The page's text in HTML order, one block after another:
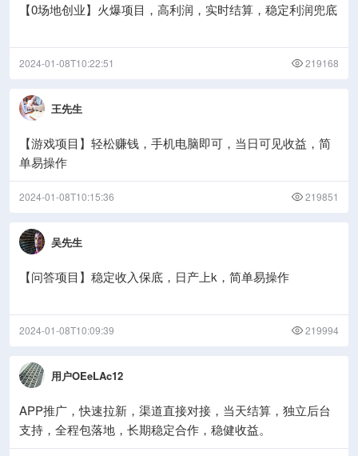
【0场地创业】火爆项目，高利润，实时结算，稳定利润兜底
2024-01-08T10:22:51 219168
王先生
【游戏项目】轻松赚钱，手机电脑即可，当日可见收益，简
单易操作
2024-01-08T10:15:36 219851
吴先生
【问答项目】稳定收入保底，日产上k，简单易操作
2024-01-08T10:09:39 219994
用户OEeLAc12
APP推广，快速拉新，渠道直接对接，当天结算，独立后台
支持，全程包落地，长期稳定合作，稳健收益。